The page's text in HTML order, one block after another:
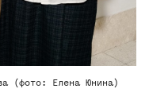
(фото: Елена Юнина)